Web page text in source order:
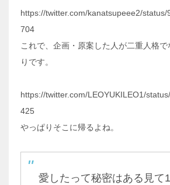
https://twitter.com/kanatsupeee2/
704
これで、企画・原案した人が二重人格
りです。
https://twitter.com/LEOYUKILEO1/
425
やっぱりそこに帰るよね。
愛したって秘密はある見て